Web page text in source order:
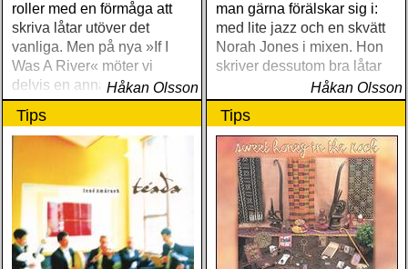
roller med en förmåga att
skriva låtar utöver det
vanliga. Men på nya »If I
Was A River« möter vi
delvis en annan Willie Nile
än den vi vant oss vid
Håkan Olsson
man gärna förälskar sig i:
med lite jazz och en skvätt
Norah Jones i mixen. Hon
skriver dessutom bra låtar
Håkan Olsson
Tips Tips